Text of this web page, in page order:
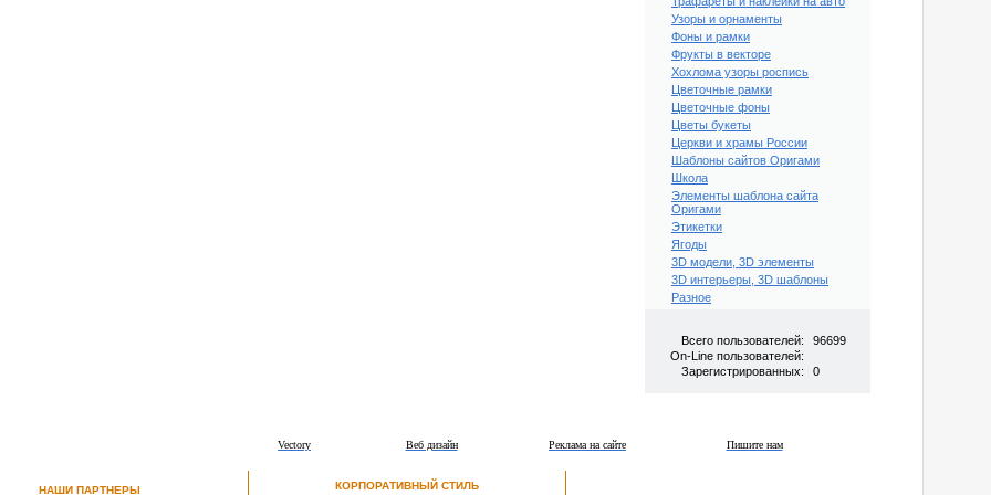
Узоры и орнаменты
Фоны и рамки
Фрукты в векторе
Хохлома узоры роспись
Цветочные рамки
Цветочные фоны
Цветы букеты
Церкви и храмы России
Шаблоны сайтов Оригами
Школа
Элементы шаблона сайта
Оригами
Этикетки
Ягоды
3D модели, 3D элементы
3D интерьеры, 3D шаблоны
Разное
Всего пользователей:
96699
On-Line пользователей:
Зарегистрированных:
0
Пишите нам
Реклама на сайте
Веб дизайн
Vectory
НАШИ ПАРТНЕРЫ КОРПОРАТИВНЫЙ СТИЛЬ